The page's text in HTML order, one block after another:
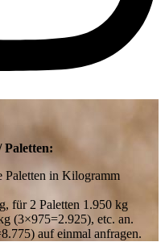
Paletten:
Paletten in Kilogramm
für 2 Paletten 1.950 kg
(3×975=2.925), etc. an.
auf einmal anfragen.